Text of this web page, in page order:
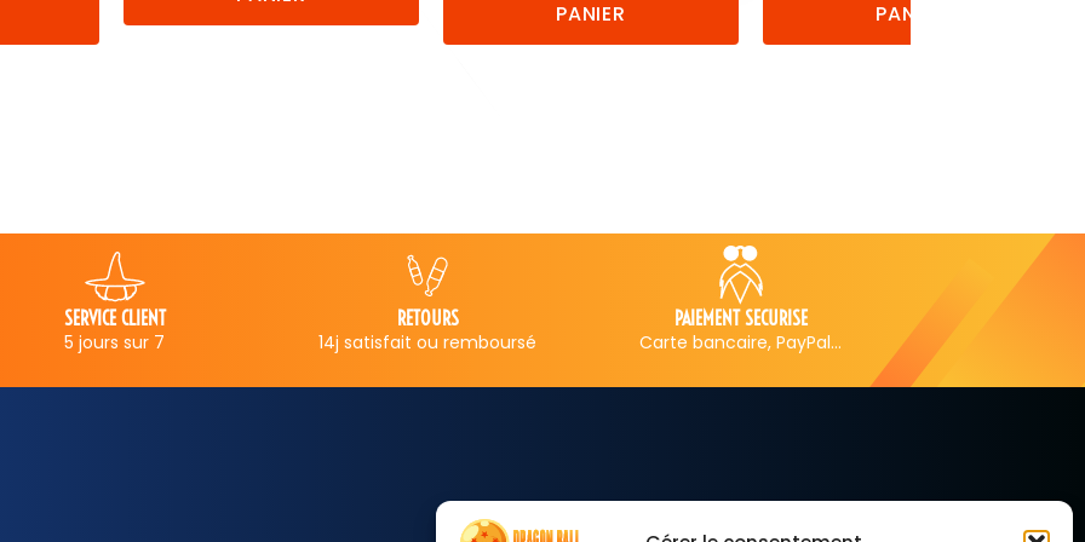
PANIER
PANIER
RETOURS
14j satisfait ou remboursé
PAIEMENT SECURISE
Carte bancaire, PayPal...
LIVRAISON GRATUITE
à partir de 50€ d’achat